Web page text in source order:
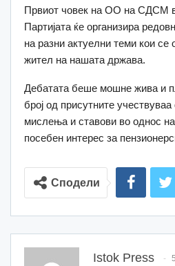
Првиот човек на ОО на СДСМ
Партијата ќе организира
на разни актуелни теми кои се
жител на нашата држава.
Дебатата беше мошне жива и
број од присутните
мислења и ставови во однос
посебен интерес за
Сподели
Istok Press